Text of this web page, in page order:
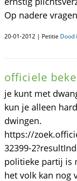
Op nadere
20-01-2012 | Petitie Dood
officiele
je kunt met
kun je alleen
dwingen.
https://
32399-
politieke partij is
het volk kan nog